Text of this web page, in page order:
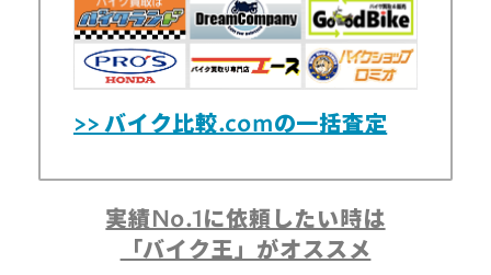
>> バイク比較.comの一括査定
実績No.1に依頼したい時は
「バイク王」がオススメ